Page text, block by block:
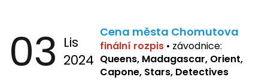
03 Lis
2024
Cena města Chomutova
finální rozpis • závodnice:
Queens, Madagascar, Orient,
Capone, Stars, Detectives